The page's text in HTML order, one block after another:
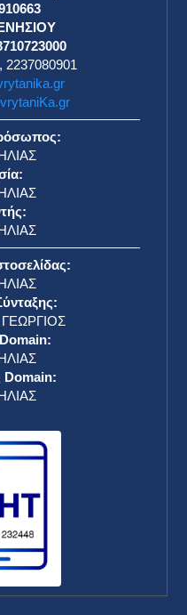
2237080901
Domain: